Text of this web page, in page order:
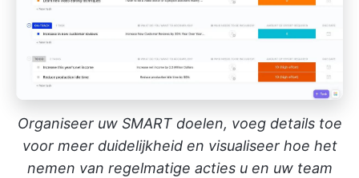
Organiseer uw SMART doelen, voeg details toe
voor meer duidelijkheid en visualiseer hoe het
nemen van regelmatige acties u en uw team